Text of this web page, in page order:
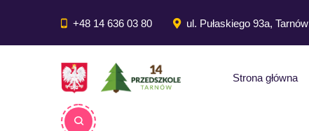
+48 14 636 03 80 ul. Pułaskiego 93a, Tarnów
Strona główna